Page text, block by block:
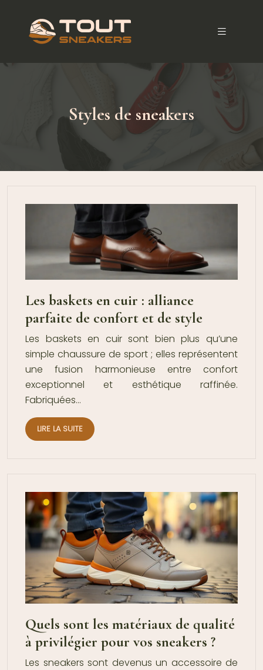
Styles de sneakers
Les baskets en cuir : alliance
parfaite de confort et de style
Les baskets en cuir sont bien plus qu’une
simple chaussure de sport ; elles représentent
une fusion harmonieuse entre confort
exceptionnel et esthétique raffinée.
Fabriquées…
LIRE LA SUITE
Quels sont les matériaux de qualité
à privilégier pour vos sneakers ?
Les sneakers sont devenus un accessoire de